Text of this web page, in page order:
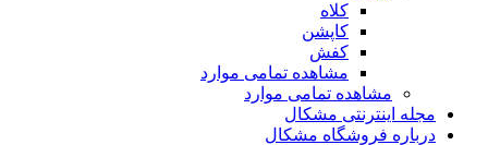
کلاه
کاپشن
کفش
مشاهده تمامی موارد
مشاهده تمامی موارد
مجله اینترنتی مشکال
درباره فروشگاه مشکال